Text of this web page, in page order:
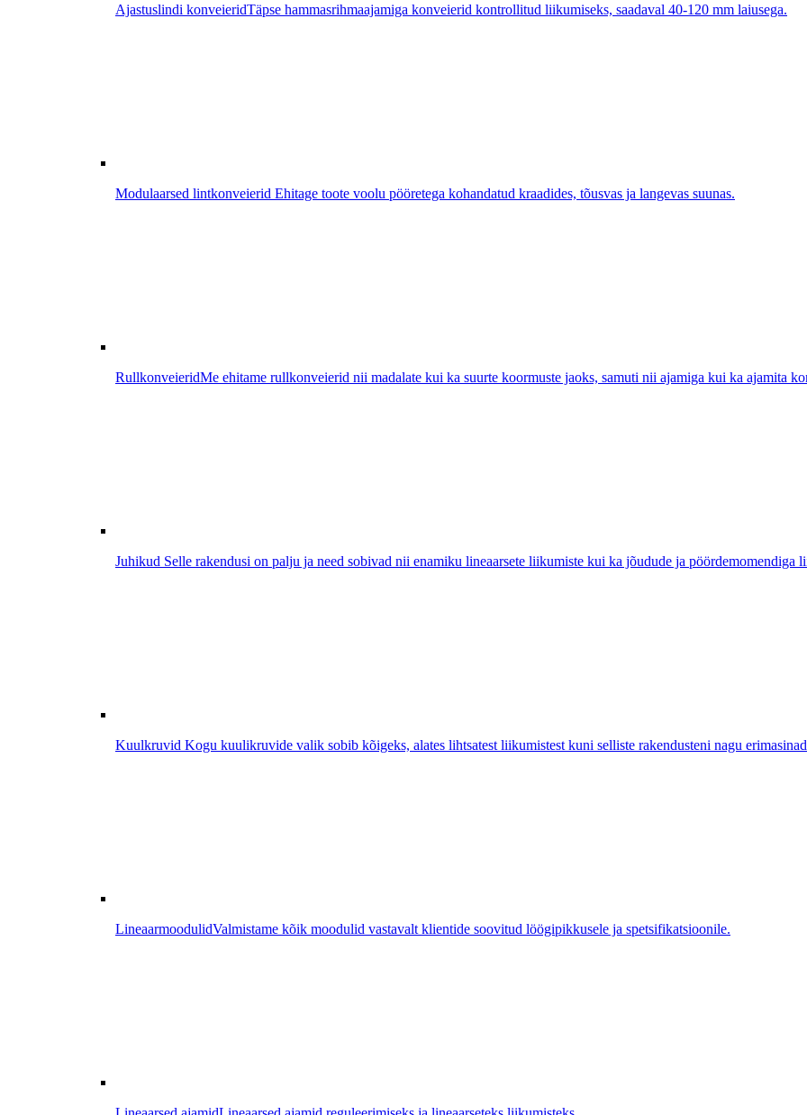
Ajastuslindi konveieridTäpse hammasrihmaajamiga konveierid kontrollitud liikumiseks, saadaval 40-120 mm laiusega.
Modulaarsed lintkonveierid Ehitage toote voolu pööretega kohandatud kraadides, tõusvas ja langevas suunas.
RullkonveieridMe ehitame rullkonveierid nii madalate kui ka suurte koormuste jaoks, samuti nii ajamiga kui ka ajamita
Juhikud Selle rakendusi on palju ja need sobivad nii enamiku lineaarsete liikumiste kui ka jõudude ja pöördemomendiga
Kuulkruvid Kogu kuulikruvide valik sobib kõigeks, alates lihtsatest liikumistest kuni selliste rakendusteni nagu
LineaarmoodulidValmistame kõik moodulid vastavalt klientide soovitud löögipikkusele ja spetsifikatsioonile.